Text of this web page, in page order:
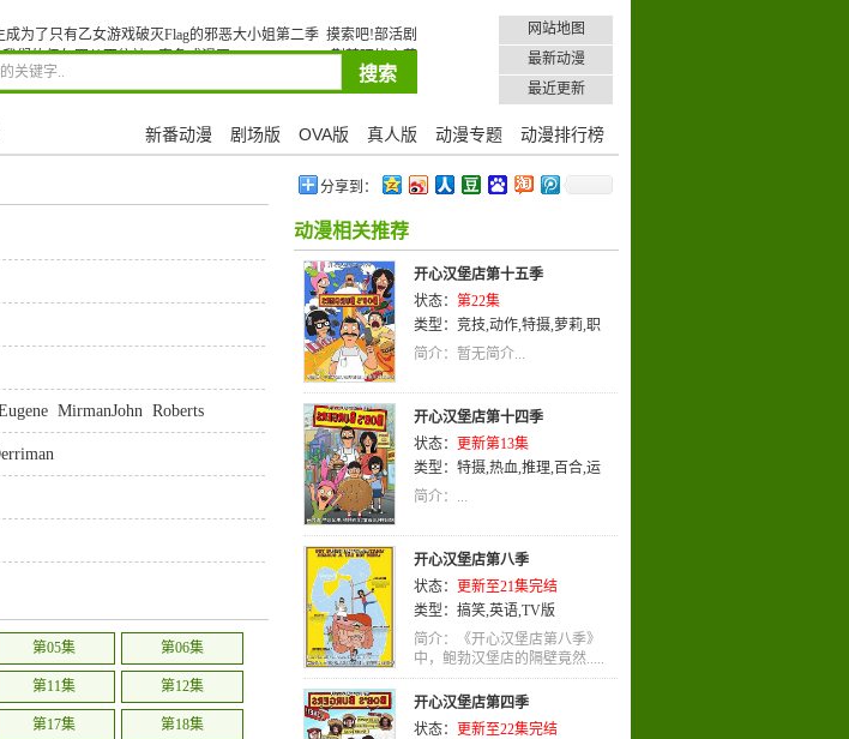
成为了只有乙女游戏破灭Flag的邪恶大小姐第二季 摸索吧!部活剧
我们的伊甸园从不信神 (直条式漫画)GIRLSBE…16 荆棘环绕之花
网站地图
最新动漫
最近更新
新番动漫 剧场版 OVA版 真人版 动漫专题 动漫排行榜
MirmanJohn Roberts
第05集 第06集
第11集 第12集
第17集 第18集
分享到：
动漫相关推荐
开心汉堡店第十五季
状态： 第22集
类型： 竞技,动作,特摄,萝莉,职
业,英语,动画,喜剧
简介：暂无简介...
开心汉堡店第十四季
状态： 更新第13集
类型： 特摄,热血,推理, 百合,运
动,教育
励志,犯罪,武侠,娱乐,LOLI,神
话,竞技,同人,侦探,
情,轻松,其他,歌舞,少年
物,英语
简介：...
开心汉堡店第八季
状态： 更新至21集完结
类型： 搞笑,英语,TV版
简介：《开心汉堡店第八季》
中，鲍勃汉堡店的隔壁竟然.....
开心汉堡店第四季
状态： 更新至22集完结